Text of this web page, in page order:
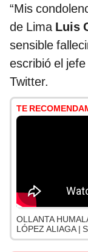
“Mis
de Lima Luis
sensible
escribió el
Twitter.
TE
OLLANTA
LÓPEZ ALIAGA |